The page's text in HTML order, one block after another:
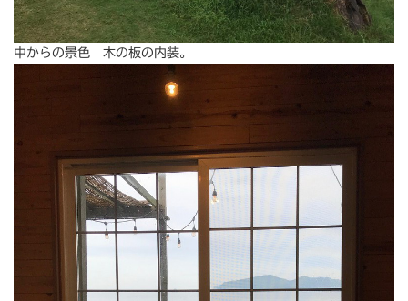
中からの景色 木の板の内装。